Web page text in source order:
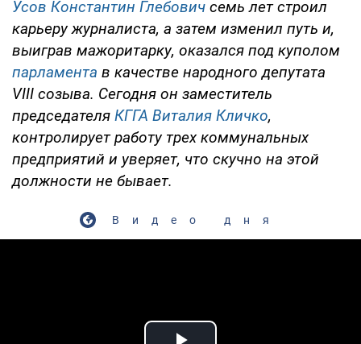
Усов Константин Глебович семь лет строил
карьеру журналиста, а затем изменил путь и,
выиграв мажоритарку, оказался под куполом
парламента в качестве народного депутата
VІІІ созыва. Сегодня он заместитель
председателя КГГА Виталия Кличко,
контролирует работу трех коммунальных
предприятий и уверяет, что скучно на этой
должности не бывает.
Видео дня